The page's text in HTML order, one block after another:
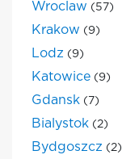
Wroclaw (57)
Krakow (9)
Lodz (9)
Katowice (9)
Gdansk (7)
Bialystok (2)
Bydgoszcz (2)